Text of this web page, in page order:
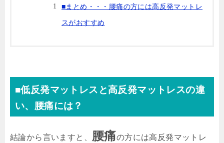
■まとめ・・・腰痛の方には高反発マットレ
スがおすすめ
■低反発マットレスと高反発マットレスの違
い、腰痛には？
結論から言いますと、 腰痛の方には高反発マットレ